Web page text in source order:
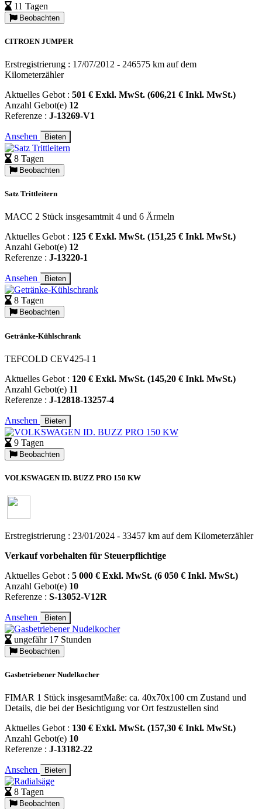
11 Tagen
Beobachten
CITROEN JUMPER
Erstregistrierung : 17/07/2012 - 246575 km auf dem
Kilometerzähler
Aktuelles Gebot : 501 € Exkl. MwSt. (606,21 € Inkl. MwSt.)
Anzahl Gebot(e) 12
Referenze : J-13269-V1
Ansehen Bieten
8 Tagen
Beobachten
Satz Trittleitern
MACC 2 Stück insgesamtmit 4 und 6 Ärmeln
Aktuelles Gebot : 125 € Exkl. MwSt. (151,25 € Inkl. MwSt.)
Anzahl Gebot(e) 12
Referenze : J-13220-1
Ansehen Bieten
8 Tagen
Beobachten
Getränke-Kühlschrank
TEFCOLD CEV425-I 1
Aktuelles Gebot : 120 € Exkl. MwSt. (145,20 € Inkl. MwSt.)
Anzahl Gebot(e) 11
Referenze : J-12818-13257-4
Ansehen Bieten
9 Tagen
Beobachten
VOLKSWAGEN ID. BUZZ PRO 150 KW
Erstregistrierung : 23/01/2024 - 33457 km auf dem Kilometerzähler
Verkauf vorbehalten für Steuerpflichtige
Aktuelles Gebot : 5 000 € Exkl. MwSt. (6 050 € Inkl. MwSt.)
Anzahl Gebot(e) 10
Referenze : S-13052-V12R
Ansehen Bieten
ungefähr 17 Stunden
Beobachten
Gasbetriebener Nudelkocher
FIMAR 1 Stück insgesamtMaße: ca. 40x70x100 cm Zustand und
Details, die bei der Besichtigung vor Ort festzustellen sind
Aktuelles Gebot : 130 € Exkl. MwSt. (157,30 € Inkl. MwSt.)
Anzahl Gebot(e) 10
Referenze : J-13182-22
Ansehen Bieten
8 Tagen
Beobachten